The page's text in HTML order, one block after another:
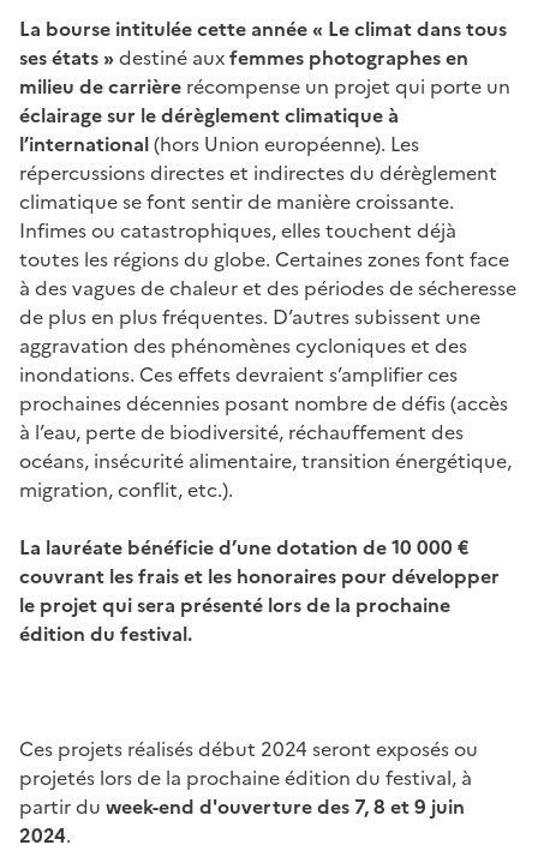
La bourse intitulée cette année « Le climat dans tous
ses états »destiné auxfemmes photographes en
milieu de carrière récompense un projet qui porte un
éclairage sur le dérèglement climatique à
l’international(hors Union européenne). Les
répercussions directes et indirectes du dérèglement
climatique se font sentir de manière croissante.
Infimes ou catastrophiques, elles touchent déjà
toutes les régions du globe. Certaines zones font face
à des vagues de chaleur et des périodes de sécheresse
de plus en plus fréquentes. D’autres subissent une
aggravation des phénomènes cycloniques et des
inondations. Ces effets devraient s’amplifier ces
prochaines décennies posant nombre de défis (accès
à l’eau, perte de biodiversité, réchauffement des
océans, insécurité alimentaire, transition énergétique,
migration, conflit, etc.).
La lauréate bénéficie d’une dotation de 10 000 €
couvrant les frais et les honoraires pour développer
le projet qui sera présenté lors de la prochaine
édition du festival.
Ces projets réalisés début 2024 seront exposés ou
projetés lors de la prochaine édition du festival, à
partir du week-end d'ouverture des 7, 8 et 9 juin
2024.